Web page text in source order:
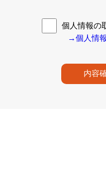
個人情報の
→個人情
内容